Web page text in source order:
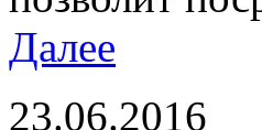
Далее
23.06.2016